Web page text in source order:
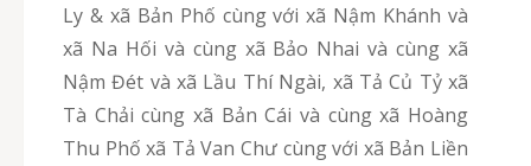
Ly & xã Bản Phố cùng với xã Nậm Khánh và
xã Na Hối và cùng xã Bảo Nhai và cùng xã
Nậm Đét và xã Lầu Thí Ngài, xã Tả Củ Tỷ xã
Tà Chải cùng xã Bản Cái và cùng xã Hoàng
Thu Phố xã Tả Van Chư cùng với xã Bản Liền